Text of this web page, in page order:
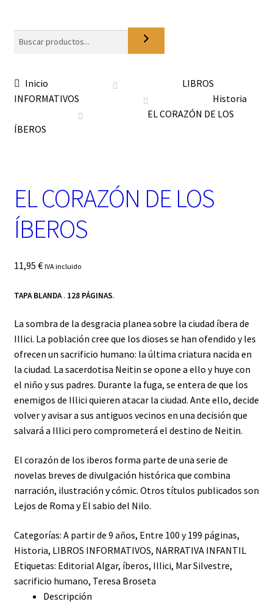
a
c
a
e
a
Buscar
Inicio
LIBROS
INFORMATIVOS
Historia
EL CORAZÓN DE LOS
ÍBEROS
EL CORAZÓN DE LOS
ÍBEROS
11,95 € IVA incluido
TAPA BLANDA. 128 PÁGINAS.
La sombra de la desgracia planea sobre la ciudad íbera de
Illici. La población cree que los dioses se han ofendido y les
ofrecen un sacrificio humano: la última criatura nacida en
la ciudad. La sacerdotisa Neitin se opone a ello y huye con
el niño y sus padres. Durante la fuga, se entera de que los
enemigos de Illici quieren atacar la ciudad. Ante ello, decide
volver y avisar a sus antiguos vecinos en una decisión que
salvará a Illici pero comprometerá el destino de Neitin.
El corazón de los iberos forma parte de una serie de
novelas breves de divulgación histórica que combina
narración, ilustración y cómic. Otros títulos publicados son
Lejos de Roma y El sabio del Nilo.
Categorías: A partir de 9 años, Entre 100 y 199 páginas,
Historia, LIBROS INFORMATIVOS, NARRATIVA INFANTIL
Etiquetas: Editorial Algar, íberos, Illici, Mar Silvestre,
sacrificio humano, Teresa Broseta
Descripción